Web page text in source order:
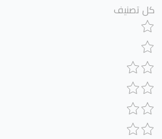
كل تصنيف